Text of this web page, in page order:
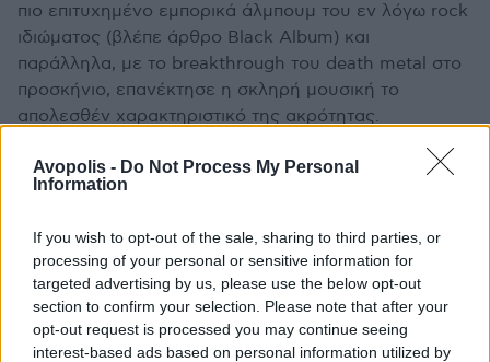
Avopolis - Do Not Process My Personal
Information
If you wish to opt-out of the sale, sharing to third parties, or
processing of your personal or sensitive information for
targeted advertising by us, please use the below opt-out
section to confirm your selection. Please note that after your
opt-out request is processed you may continue seeing
interest-based ads based on personal information utilized by
πιο επιτυχημένο εμπορικά άλμπουμ του εν λόγω rock
ιδιώματος (βλέπε άρθρο Black Album) και
παράλληλα, με το breakthrough του death metal στο
προσκήνιο, επανέκτησε η σκληρή μουσική το
απολεσθέν χαρακτηριστικό της ακρότητας.